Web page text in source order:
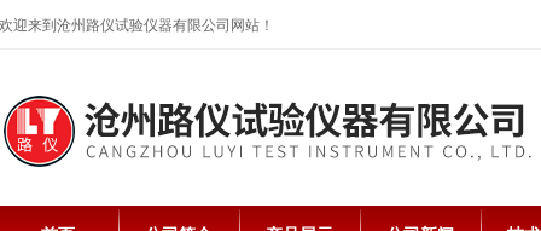
欢迎来到沧州路仪试验仪器有限公司网站！